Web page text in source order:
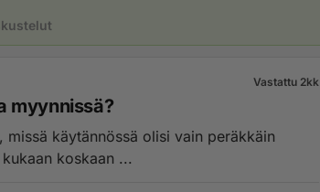
Vastattu 2kk
myynnissä?
käytännössä olisi vain peräkkäin
koskaan ...